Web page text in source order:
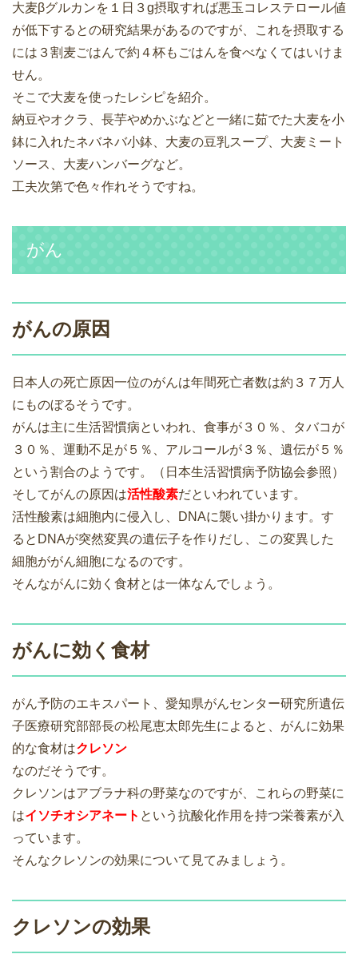
大麦βグルカンを１日３g摂取すれば悪玉コレステロール値
が低下するとの研究結果があるのですが、これを摂取する
には３割麦ごはんで約４杯もごはんを食べなくてはいけま
せん。
そこで大麦を使ったレシピを紹介。
納豆やオクラ、長芋やめかぶなどと一緒に茹でた大麦を小
鉢に入れたネバネバ小鉢、大麦の豆乳スープ、大麦ミート
ソース、大麦ハンバーグなど。
工夫次第で色々作れそうですね。
がん
がんの原因
日本人の死亡原因一位のがんは年間死亡者数は約３７万人
にものぼるそうです。
がんは主に生活習慣病といわれ、食事が３０％、タバコが
３０％、運動不足が５％、アルコールが３％、遺伝が５％
という割合のようです。（日本生活習慣病予防協会参照）
そしてがんの原因は活性酸素だといわれています。
活性酸素は細胞内に侵入し、DNAに襲い掛かります。す
るとDNAが突然変異の遺伝子を作りだし、この変異した
細胞ががん細胞になるのです。
そんながんに効く食材とは一体なんでしょう。
がんに効く食材
がん予防のエキスパート、愛知県がんセンター研究所遺伝
子医療研究部部長の松尾恵太郎先生によると、がんに効果
的な食材はクレソン
なのだそうです。
クレソンはアブラナ科の野菜なのですが、これらの野菜に
はイソチオシアネート という抗酸化作用を持つ栄養素が入
っています。
そんなクレソンの効果について見てみましょう。
クレソンの効果